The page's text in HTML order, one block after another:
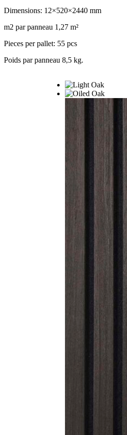
Dimensions: 12×520×2440 mm
m2 par panneau 1,27 m²
Pieces per pallet: 55 pcs
Poids par panneau 8,5 kg.